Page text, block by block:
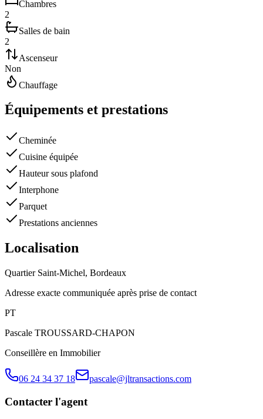
Chambres
2
Salles de bain
2
Ascenseur
Non
Chauffage
Équipements et prestations
Cheminée
Cuisine équipée
Hauteur sous plafond
Interphone
Parquet
Prestations anciennes
Localisation
Quartier Saint-Michel, Bordeaux
Adresse exacte communiquée après prise de contact
PT
Pascale TROUSSARD-CHAPON
Conseillère en Immobilier
06 24 34 37 18 pascale@jltransactions.com
Contacter l'agent